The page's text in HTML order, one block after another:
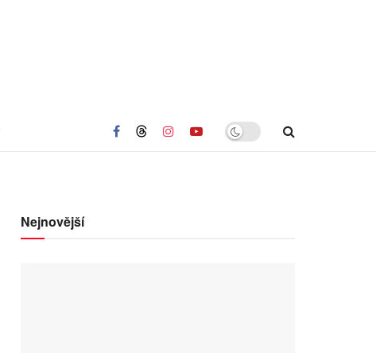
Nejnovější